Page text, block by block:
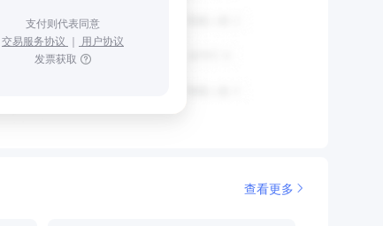
支付则代表同意
交易服务协议 ｜ 用户协议
发票获取
查看更多